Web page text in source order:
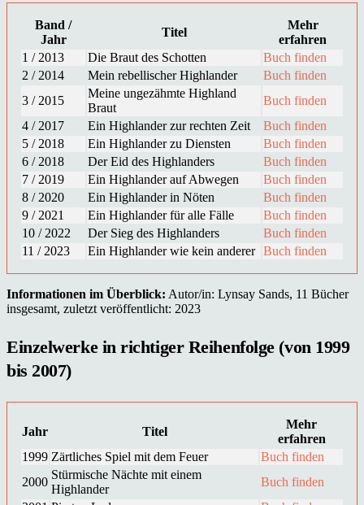
Band /
Jahr
Titel
Mehr
erfahren
1 / 2013
Die Braut des Schotten
Buch finden
2 / 2014
Mein rebellischer Highlander
Buch finden
3 / 2015
Meine ungezähmte Highland
Braut
Buch finden
4 / 2017
Ein Highlander zur rechten Zeit
Buch finden
5 / 2018
Ein Highlander zu Diensten
Buch finden
6 / 2018
Der Eid des Highlanders
Buch finden
7 / 2019
Ein Highlander auf Abwegen
Buch finden
8 / 2020
Ein Highlander in Nöten
Buch finden
9 / 2021
Ein Highlander für alle Fälle
Buch finden
10 / 2022
Der Sieg des Highlanders
Buch finden
11 / 2023
Ein Highlander wie kein anderer Buch finden
Informationen im Überblick: Autor/in: Lynsay Sands, 11 Bücher
insgesamt, zuletzt veröffentlicht: 2023
Einzelwerke in richtiger Reihenfolge (von 1999
bis 2007)
Jahr Titel
Mehr
erfahren
1999 Zärtliches Spiel mit dem Feuer
Buch finden
2000
Stürmische Nächte mit einem
Highlander
Buch finden